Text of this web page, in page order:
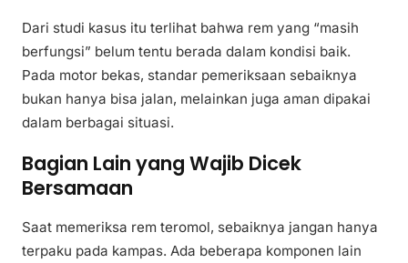
Dari studi kasus itu terlihat bahwa rem yang “masih
berfungsi” belum tentu berada dalam kondisi baik.
Pada motor bekas, standar pemeriksaan sebaiknya
bukan hanya bisa jalan, melainkan juga aman dipakai
dalam berbagai situasi.
Bagian Lain yang Wajib Dicek
Bersamaan
Saat memeriksa rem teromol, sebaiknya jangan hanya
terpaku pada kampas. Ada beberapa komponen lain